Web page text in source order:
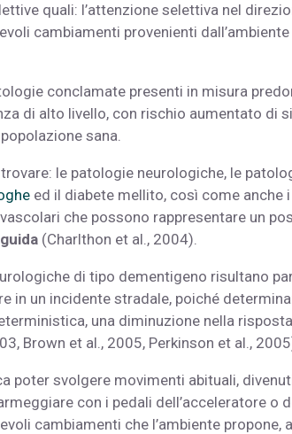
quali: l’attenzione selettiva nel
cambiamenti provenienti
conclamate presenti in misura
di alto livello, con rischio aumentato di
sana.
le patologie neurologiche, le
ed il diabete mellito, così come anche
che possono rappresentare un
(Charlthon et al., 2004).
di tipo dementigeno risultano
in un incidente stradale, poiché
una diminuzione nella
Brown et al., 2005, Perkinson et al.,
poter svolgere movimenti abituali,
con i pedali dell’acceleratore o
cambiamenti che l’ambiente